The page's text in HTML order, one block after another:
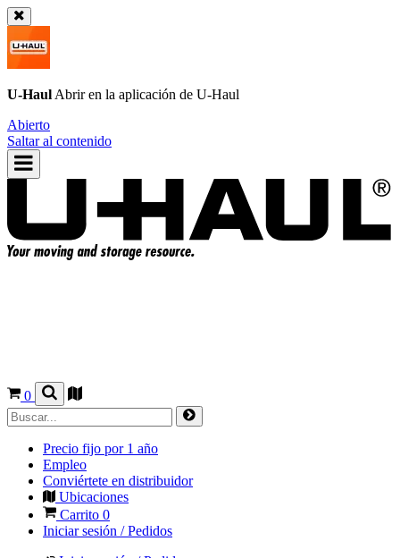
U-Haul Abrir en la aplicación de U-Haul
Abierto
Saltar al contenido
0
Precio fijo por 1 año
Empleo
Conviértete en distribuidor
Ubicaciones
Carrito 0
Iniciar sesión / Pedidos